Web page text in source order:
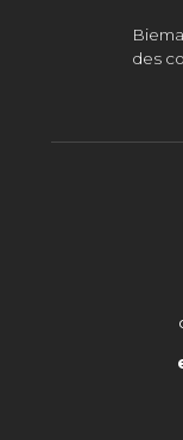
des